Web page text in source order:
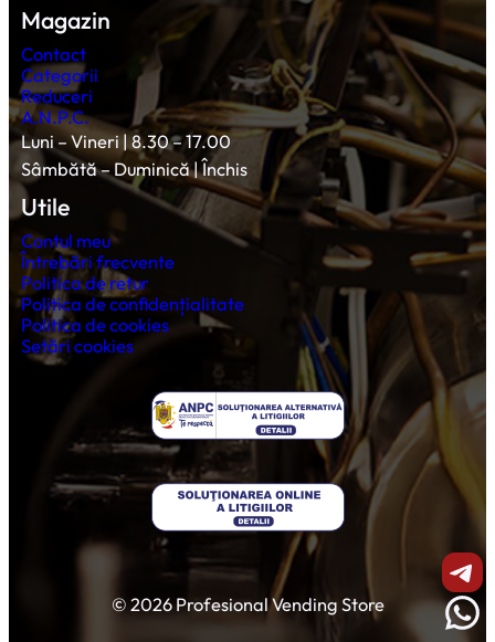
Magazin
Contact
Categorii
Reduceri
A.N.P.C.
Luni – Vineri | 8.30 – 17.00
Sâmbătă – Duminică | Închis
Utile
Contul meu
Întrebări frecvente
Politica de retur
Politica de confidențialitate
Politica de cookies
Setări cookies
© 2026 Profesional Vending Store